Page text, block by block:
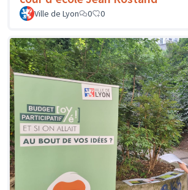
Ville de Lyon 0 0